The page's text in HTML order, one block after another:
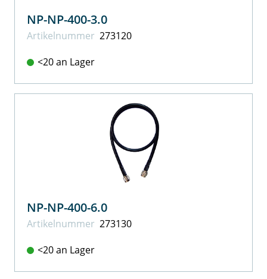
NP-NP-400-3.0
Artikel­nummer 273120
<20 an Lager
NP-NP-400-6.0
Artikel­nummer 273130
<20 an Lager